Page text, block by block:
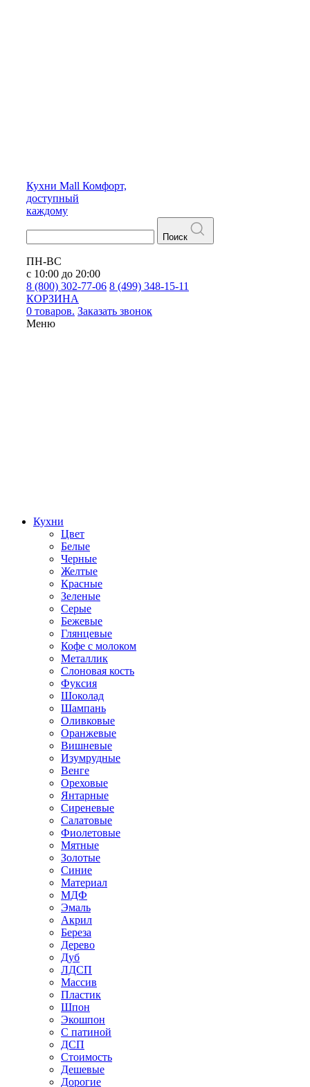
Кухни Mall Комфорт,
доступный
каждому
Поиск
ПН-ВС
с 10:00 до 20:00
8 (800) 302-77-06 8 (499) 348-15-11
КОРЗИНА
0 товаров. Заказать звонок
Меню
Кухни
Цвет
Белые
Черные
Желтые
Красные
Зеленые
Серые
Бежевые
Глянцевые
Кофе с молоком
Металлик
Слоновая кость
Фуксия
Шоколад
Шампань
Оливковые
Оранжевые
Вишневые
Изумрудные
Венге
Ореховые
Янтарные
Сиреневые
Салатовые
Фиолетовые
Мятные
Золотые
Синие
Материал
МДФ
Эмаль
Акрил
Береза
Дерево
Дуб
ЛДСП
Массив
Пластик
Шпон
Экошпон
С патиной
ДСП
Стоимость
Дешевые
Дорогие